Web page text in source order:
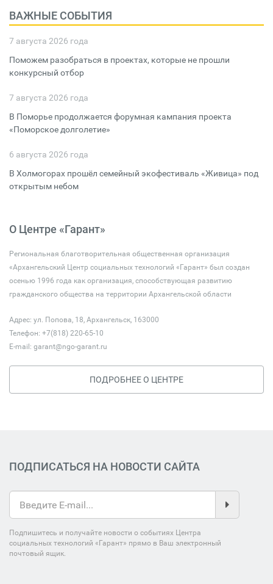
ВАЖНЫЕ СОБЫТИЯ
7 августа 2026 года
Поможем разобраться в проектах, которые не прошли
конкурсный отбор
7 августа 2026 года
В Поморье продолжается форумная кампания проекта
«Поморское долголетие»
6 августа 2026 года
В Холмогорах прошёл семейный экофестиваль «Живица» под
открытым небом
О Центре «Гарант»
Региональная благотворительная общественная организация
«Архангельский Центр социальных технологий «Гарант» был создан
осенью 1996 года как организация, способствующая развитию
гражданского общества на территории Архангельской области
Адрес: ул. Попова, 18, Архангельск, 163000
Телефон: +7(818) 220-65-10
E-mail: garant@ngo-garant.ru
ПОДРОБНЕЕ О ЦЕНТРЕ
ПОДПИСАТЬСЯ НА НОВОСТИ САЙТА
Подпишитесь и получайте новости о событиях Центра
социальных технологий «Гарант» прямо в Ваш электронный
почтовый ящик.